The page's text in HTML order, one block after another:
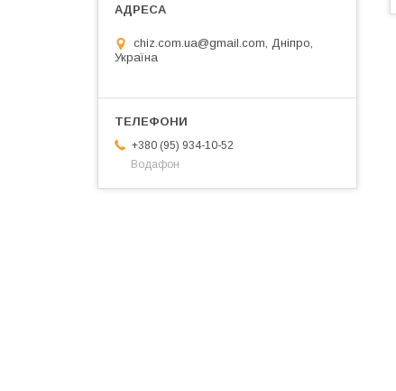
chiz.com.ua@gmail.com, Дніпро,
Україна
+380 (95) 934-10-52
Водафон